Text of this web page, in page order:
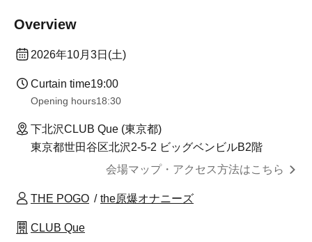
Overview
2026年10月3日(土)
Curtain time19:00
Opening hours18:30
下北沢CLUB Que (東京都)
東京都世田谷区北沢2-5-2 ビッグベンビルB2階
会場マップ・アクセス方法はこちら
THE POGO the原爆オナニーズ
CLUB Que